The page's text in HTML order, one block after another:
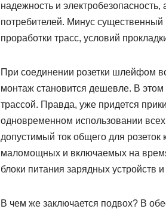
надежность и
потребителей. Минус
проработки трасс, условий
При соединении розетки шлейфом
монтаж становится дешевле. В
трассой. Правда, уже придется
одновременном использовании
допустимый ток общего для розеток
маломощных и включаемых на
блоки питания зарядных устройств и
В чем же заключается подвох? В